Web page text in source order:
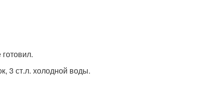
3 ст.л. холодной воды.